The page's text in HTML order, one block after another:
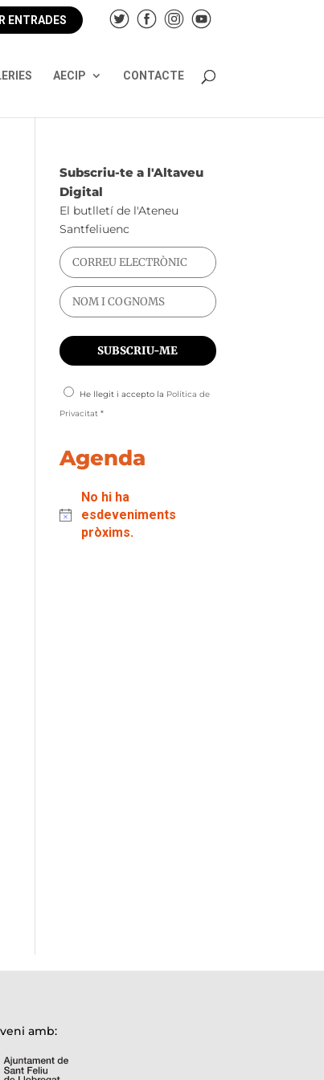
ENTRADES
AECIP CONTACTE
Subscriu-te a l'Altaveu
Digital
El butlletí de l'Ateneu
Santfeliuenc
He llegit i accepto la Política de
Privacitat *
Agenda
No hi ha
esdeveniments
pròxims.
amb: